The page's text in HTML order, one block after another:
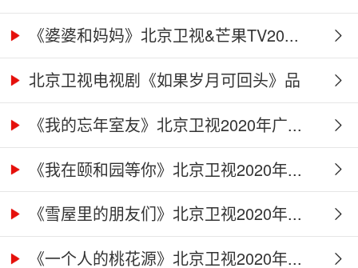
《婆婆和妈妈》北京卫视&芒果TV20...
北京卫视电视剧《如果岁月可回头》品
牌...《我的忘年室友》北京卫视2020年广...
《我在颐和园等你》北京卫视2020年...
《雪屋里的朋友们》北京卫视2020年...
《一个人的桃花源》北京卫视2020年...